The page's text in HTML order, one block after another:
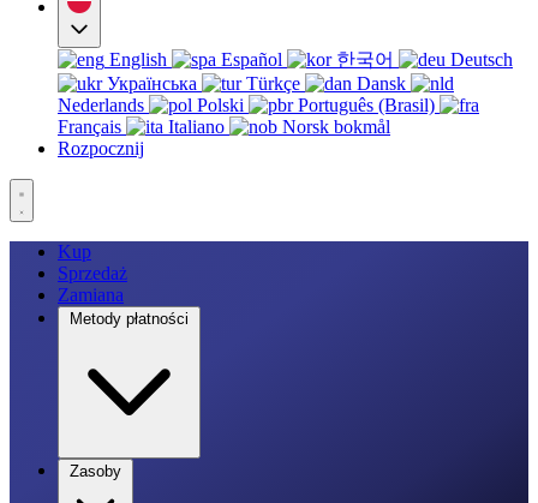
English Español 한국어
Deutsch
Українська
Türkçe
Dansk
Nederlands
Polski
Português (Brasil)
Français
Italiano
Norsk bokmål
Rozpocznij
Kup
Sprzedaż
Zamiana
Metody płatności
Zasoby